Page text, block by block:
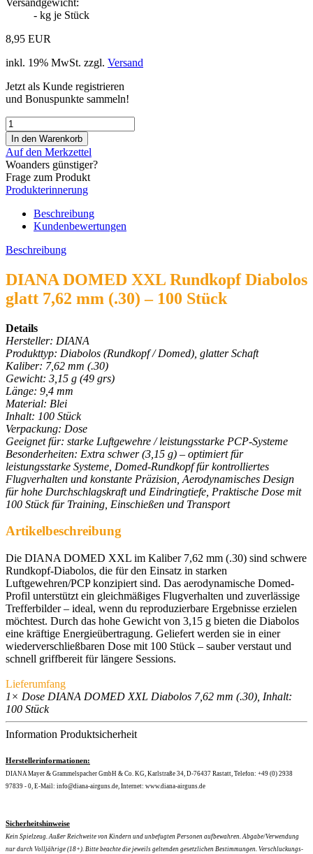
- kg je Stück
8,95 EUR
inkl. 19% MwSt. zzgl. Versand
Jetzt als Kunde registrieren
und Bonuspunkte sammeln!
Auf den Merkzettel
Woanders günstiger?
Frage zum Produkt
Produkterinnerung
Beschreibung
Kundenbewertungen
Beschreibung
DIANA DOMED XXL Rundkopf Diabolos
glatt 7,62 mm (.30) – 100 Stück
Details
Hersteller: DIANA
Produkttyp: Diabolos (Rundkopf / Domed), glatter Schaft
Kaliber: 7,62 mm (.30)
Gewicht: 3,15 g (49 grs)
Länge: 9,4 mm
Material: Blei
Inhalt: 100 Stück
Verpackung: Dose
Geeignet für: starke Luftgewehre / leistungsstarke PCP-Systeme
Besonderheiten: Extra schwer (3,15 g) – optimiert für
leistungsstarke Systeme, Domed-Rundkopf für kontrolliertes
Flugverhalten und konstante Präzision, Aerodynamisches Design
für hohe Durchschlagskraft und Eindringtiefe, Praktische Dose mit
100 Stück für Training, Einschießen und Transport
Artikelbeschreibung
Die DIANA DOMED XXL im Kaliber 7,62 mm (.30) sind schwere
Rundkopf-Diabolos, die für den Einsatz in starken
Luftgewehren/PCP konzipiert sind. Das aerodynamische Domed-
Profil unterstützt ein gleichmäßiges Flugverhalten und zuverlässige
Trefferbilder – ideal, wenn du reproduzierbare Ergebnisse erzielen
möchtest. Durch das hohe Gewicht von 3,15 g bieten die Diabolos
eine kräftige Energieübertragung. Geliefert werden sie in einer
wiederverschließbaren Dose mit 100 Stück – sauber verstaut und
schnell griffbereit für längere Sessions.
Lieferumfang
1× Dose DIANA DOMED XXL Diabolos 7,62 mm (.30), Inhalt:
100 Stück
Information Produktsicherheit
Herstellerinformationen:
DIANA Mayer & Grammelspacher GmbH & Co. KG, Karlstraße 34, D-76437 Rastatt, Telefon: +49 (0) 2938
97839 - 0, E-Mail: info@diana-airguns.de, Internet: www.diana-airguns.de
Sicherheitshinweise
Kein Spielzeug. Außer Reichweite von Kindern und unbefugten Personen aufbewahren. Abgabe/Verwendung
nur durch Volljährige (18+). Bitte beachte die jeweils geltenden gesetzlichen Bestimmungen. Verschluckungs-